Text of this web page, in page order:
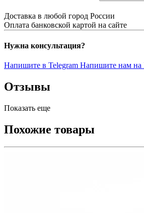
Доставка в любой город России
Оплата банковской картой на сайте
Нужна консультация?
Напишите в Telegram Напишите нам на
Отзывы
Показать еще
Похожие товары